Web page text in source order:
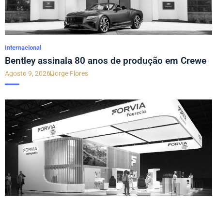
Internacional
Bentley assinala 80 anos de produção em Crewe
Agosto 9, 2026Jorge Flores